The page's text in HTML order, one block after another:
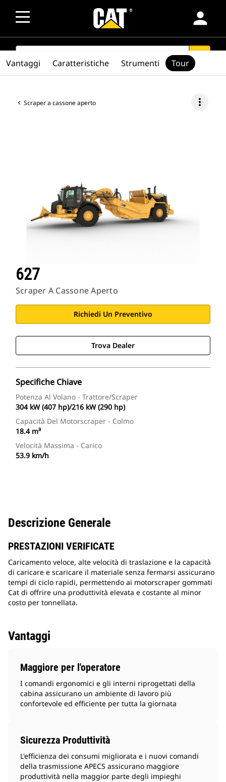
person
SEARCH search
Scraper a cassone aperto more_vert
627
Scraper A Cassone Aperto
Richiedi Un Preventivo
Trova Dealer
Specifiche Chiave
Potenza Al Volano - Trattore/scraper
304 kW (407 hp)/216 kW (290 hp)
Capacità Del Motorscraper - Colmo
18.4 m³
Velocità Massima - Carico
53.9 km/h
Vantaggi Caratteristiche Strumenti Tour
Descrizione Generale
PRESTAZIONI VERIFICATE
Caricamento veloce, alte velocità di traslazione e la capacità
di caricare e scaricare il materiale senza fermarsi assicurano
tempi di ciclo rapidi, permettendo ai motorscraper gommati
Cat di offrire una produttività elevata e costante al minor
costo per tonnellata.
Vantaggi
Maggiore per l'operatore
I comandi ergonomici e gli interni riprogettati della
cabina assicurano un ambiente di lavoro più
confortevole ed efficiente per tutta la giornata
Sicurezza Produttività
L'efficienza dei consumi migliorata e i nuovi comandi
della trasmissione APECS assicurano maggiore
produttività nella maggior parte degli impieghi